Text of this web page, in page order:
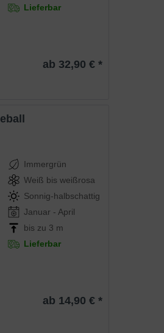
Lieferbar
ab 32,90 € *
Immergrün
Weiß bis weißrosa
Sonnig-halbschattig
Januar - April
bis zu 3 m
Lieferbar
ab 14,90 € *